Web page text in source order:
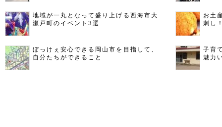
地域が一丸となって盛り上げる西海市大
瀬戸町のイベント3選
お土
刺し
ぼっけぇ安心できる岡山市を目指して、
自分たちができること
子育
魅力